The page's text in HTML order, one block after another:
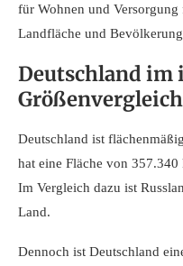
für Wohnen und
Landfläche und
Deutschland
Größenvergleich
Deutschland ist
hat eine Fläche von
Im Vergleich dazu ist
Land.
Dennoch ist Deutschland